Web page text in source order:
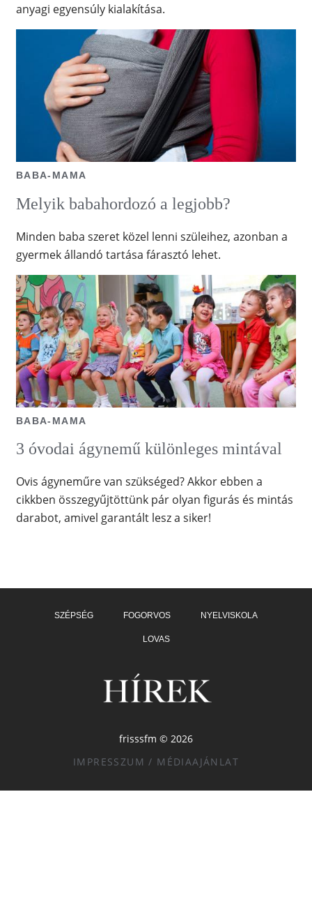
anyagi egyensúly kialakítása.
BABA-MAMA
Melyik babahordozó a legjobb?
Minden baba szeret közel lenni szüleihez, azonban a
gyermek állandó tartása fárasztó lehet.
BABA-MAMA
3 óvodai ágynemű különleges mintával
Ovis ágyneműre van szükséged? Akkor ebben a
cikkben összegyűjtöttünk pár olyan figurás és mintás
darabot, amivel garantált lesz a siker!
SZÉPSÉG FOGORVOS NYELVISKOLA
LOVAS
frisssfm © 2026
IMPRESSZUM / MÉDIAAJÁNLAT